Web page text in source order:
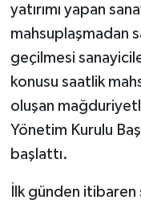
yatırımı yapan
mahsuplaşmadan
geçilmesi
konusu saatlik
oluşan
Yönetim Kurulu
başlattı.
İlk günden